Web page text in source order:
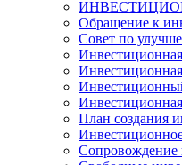
Обращение к
Совет по
План создания
Инвестиционное
Сопровождение